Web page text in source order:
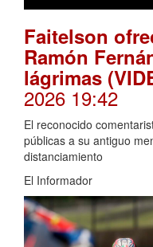
Faitelson
Ramón
lágrimas
2026 19:42
El reconocido
públicas a su antiguo
distanciamiento
El Informador